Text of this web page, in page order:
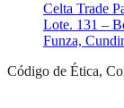
Celta Trade
Lote. 131 –
Funza,
Código de Ética,